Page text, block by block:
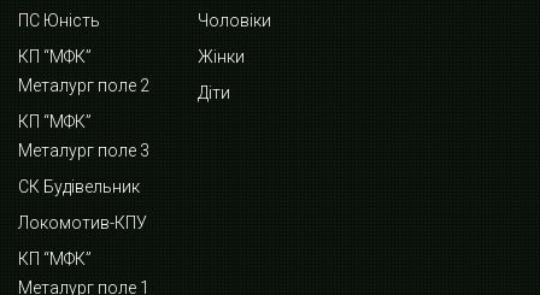
ПС Юність
КП “МФК”
Металург поле 2
КП “МФК”
Металург поле 3
СК Будівельник
Локомотив-КПУ
КП “МФК”
Металург поле 1
Чоловіки
Жінки
Діти